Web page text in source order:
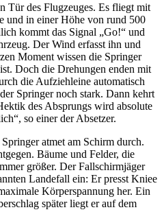
Tür des Flugzeuges. Es fliegt mit
und in einer Höhe von rund 500
kommt das Signal „Go!“ und
Der Wind erfasst ihn und
Moment wissen die Springer
Doch die Drehungen enden mit
die Aufziehleine automatisch
Springer noch stark. Dann kehrt
des Absprungs wird absolute
so einer der Absetzer.
atmet am Schirm durch.
Bäume und Felder, die
größer. Der Fallschirmjäger
Landefall ein: Er presst Kniee
Körperspannung her. Ein
später liegt er auf dem